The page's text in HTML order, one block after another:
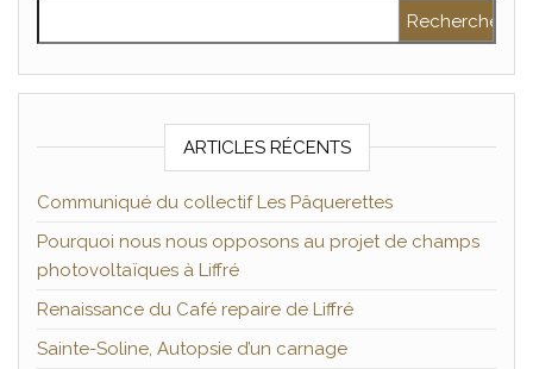
ARTICLES RÉCENTS
Communiqué du collectif Les Pâquerettes
Pourquoi nous nous opposons au projet de champs
photovoltaïques à Liffré
Renaissance du Café repaire de Liffré
Sainte-Soline, Autopsie d’un carnage